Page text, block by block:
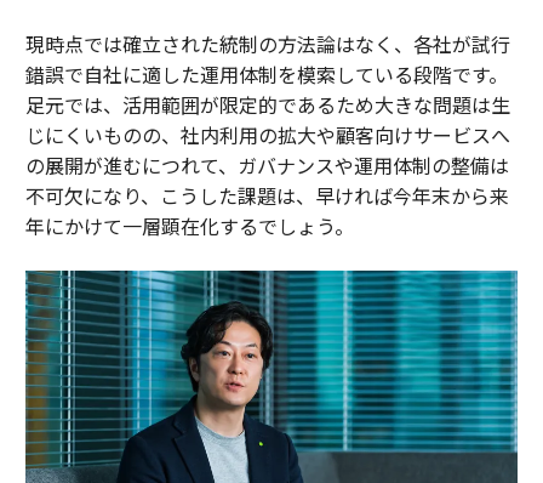
現時点では確立された統制の方法論はなく、各社が試行
錯誤で自社に適した運用体制を模索している段階です。
足元では、活用範囲が限定的であるため大きな問題は生
じにくいものの、社内利用の拡大や顧客向けサービスへ
の展開が進むにつれて、ガバナンスや運用体制の整備は
不可欠になり、こうした課題は、早ければ今年末から来
年にかけて一層顕在化するでしょう。